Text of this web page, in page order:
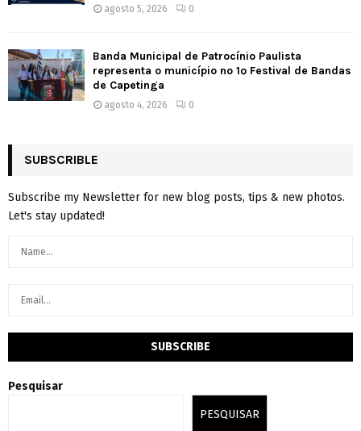
agosto 5, 2026 0
Banda Municipal de Patrocínio Paulista
representa o município no 1º Festival de Bandas
de Capetinga
agosto 4, 2026 0
SUBSCRIBLE
Subscribe my Newsletter for new blog posts, tips & new photos.
Let's stay updated!
Pesquisar
PESQUISAR